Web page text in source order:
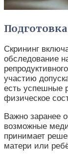
Скрининг
обследование
участию
есть успешные
физическое
Важно заранее
возможные
принимает
матери или